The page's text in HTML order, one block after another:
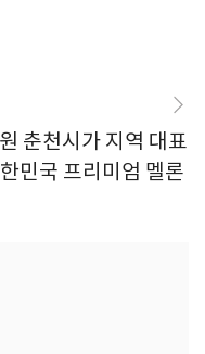
춘천시가 지역 대표
민국 프리미엄 멜론